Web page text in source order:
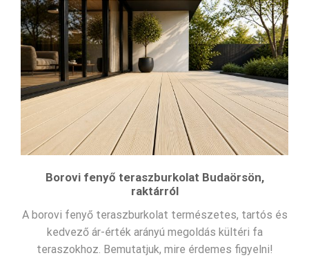
Borovi fenyő teraszburkolat Budaörsön,
raktárról
A borovi fenyő teraszburkolat természetes, tartós és
kedvező ár-érték arányú megoldás kültéri fa
teraszokhoz. Bemutatjuk, mire érdemes figyelni!